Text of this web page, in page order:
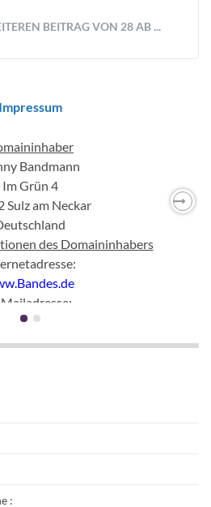
BEITRAG VON 28 AB ...
Impressum
Bandmann
Im Grün 4
Sulz am Neckar
des Domaininhabers
Bandes(punkt)
Informationen
Links. Für den Inhalt der
: